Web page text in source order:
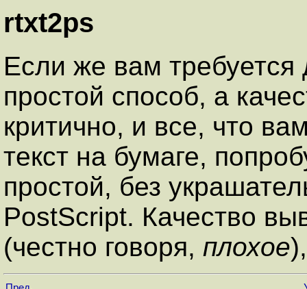
rtxt2ps
Если же вам
простой способ, а
критично, и все, что
текст на бумаге,
простой, без
PostScript. Качество
(честно говоря, плохое